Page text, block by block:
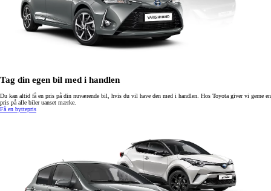
Tag din egen bil med i handlen
Du kan altid få en pris på din nuværende bil, hvis du vil have den med i handlen. Hos Toyota giver vi gerne en
pris på alle biler uanset mærke.
Få en byttepris